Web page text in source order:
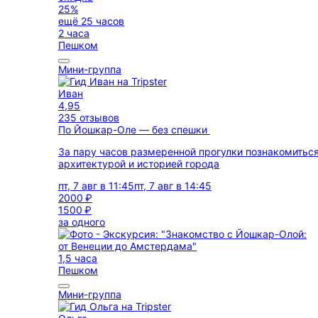
25%
ещё 25 часов
2 часа
Пешком
Мини-группа
Иван
4,95
235 отзывов
По Йошкар-Оле — без спешки
За пару часов размеренной прогулки
архитектурой и историей города
пт, 7 авг в 11:45пт, 7 авг в 14:45
2000 ₽
1500 ₽
за одного
1,5 часа
Пешком
Мини-группа